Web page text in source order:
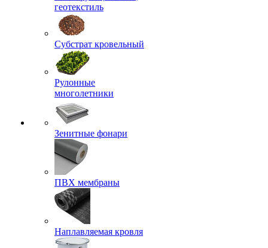
геотекстиль
Субстрат кровельный
Рулонные
многолетники
Зенитные фонари
ПВХ мембраны
Наплавляемая кровля